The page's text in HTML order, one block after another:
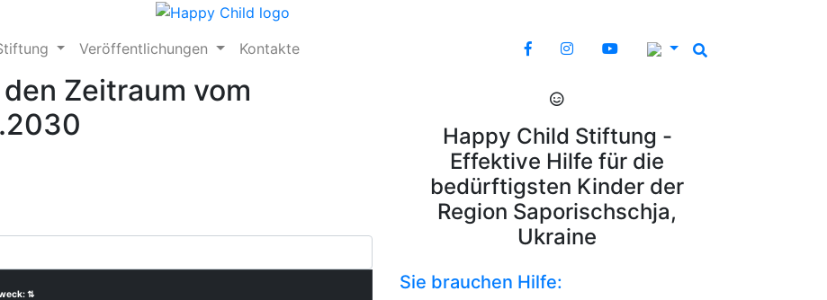
Veröffentlichungen Kontakte
Zeitraum vom
⇅
Happy Child Stiftung -
Effektive Hilfe für die
bedürftigsten Kinder der
Region Saporischschja,
Ukraine
Sie brauchen Hilfe: